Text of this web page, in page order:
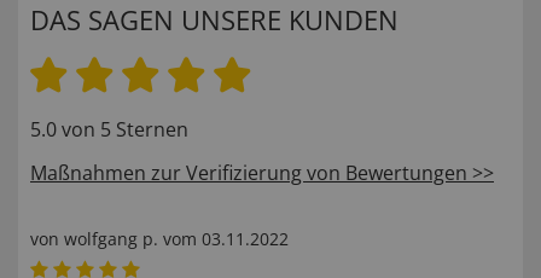
DAS SAGEN UNSERE KUNDEN
5.0 von 5 Sternen
Maßnahmen zur Verifizierung von Bewertungen >>
von wolfgang p. vom 03.11.2022